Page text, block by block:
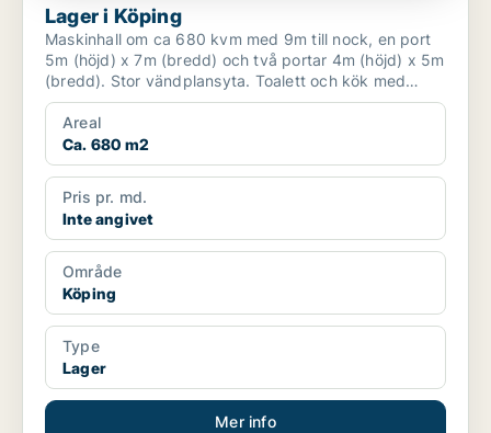
Lager i Köping
Maskinhall om ca 680 kvm med 9m till nock, en port
5m (höjd) x 7m (bredd) och två portar 4m (höjd) x 5m
(bredd). Stor vändplansyta. Toalett och kök med
matpl...
Areal
Ca. 680 m2
Pris pr. md.
Inte angivet
Område
Köping
Type
Lager
Mer info